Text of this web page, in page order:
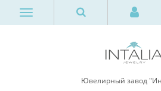
Ювелирный завод